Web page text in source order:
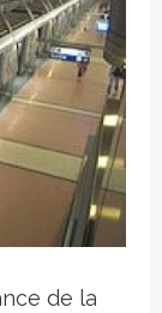
de la